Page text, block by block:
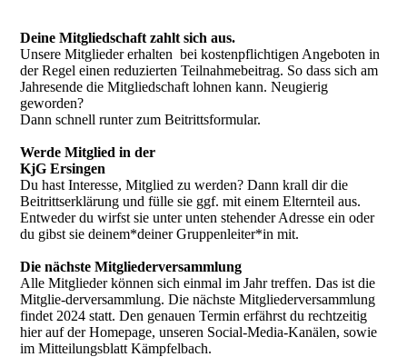
Deine Mitgliedschaft zahlt sich aus.
Unsere Mitglieder erhalten bei kostenpflichtigen Angeboten in
der Regel einen reduzierten Teilnahmebeitrag. So dass sich am
Jahresende die Mitgliedschaft lohnen kann. Neugierig
geworden?
Dann schnell runter zum Beitrittsformular.
Werde Mitglied in der
KjG Ersingen
Du hast Interesse, Mitglied zu werden? Dann krall dir die
Beitrittserklärung und fülle sie ggf. mit einem Elternteil aus.
Entweder du wirfst sie unter unten stehender Adresse ein oder
du gibst sie deinem*deiner Gruppenleiter*in mit.
Die nächste Mitgliederversammlung
Alle Mitglieder können sich einmal im Jahr treffen. Das ist die
Mitglie-derversammlung. Die nächste Mitgliederversammlung
findet 2024 statt. Den genauen Termin erfährst du rechtzeitig
hier auf der Homepage, unseren Social-Media-Kanälen, sowie
im Mitteilungsblatt Kämpfelbach.